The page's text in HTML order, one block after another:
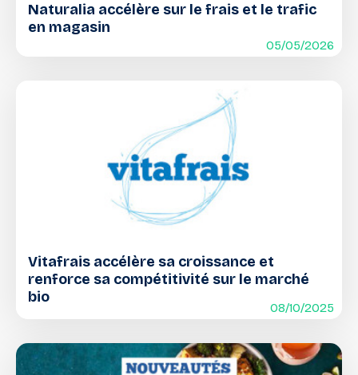
Naturalia accélère sur le frais et le trafic
en magasin
05/05/2026
Vitafrais accélère sa croissance et
renforce sa compétitivité sur le marché
bio
08/10/2025